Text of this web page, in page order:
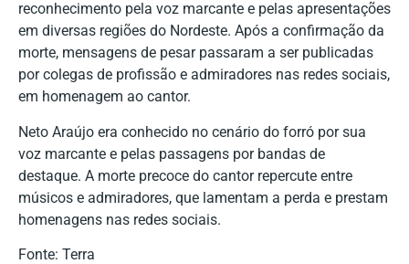
reconhecimento pela voz marcante e pelas apresentações
em diversas regiões do Nordeste. Após a confirmação da
morte, mensagens de pesar passaram a ser publicadas
por colegas de profissão e admiradores nas redes sociais,
em homenagem ao cantor.
Neto Araújo era conhecido no cenário do forró por sua
voz marcante e pelas passagens por bandas de
destaque. A morte precoce do cantor repercute entre
músicos e admiradores, que lamentam a perda e prestam
homenagens nas redes sociais.
Fonte: Terra